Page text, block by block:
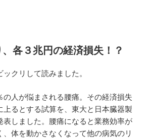
各３兆円の経済損失！？
クリして読みました。
の人が悩まされる腰痛。その経済損失
上るとする試算を、東大と日本臓器製
表しました。腰痛になると業務効率が
、体を動かさなくなって他の病気のリ